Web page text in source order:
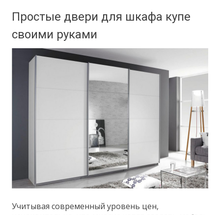
Простые двери для шкафа купе
своими руками
Учитывая современный уровень цен,